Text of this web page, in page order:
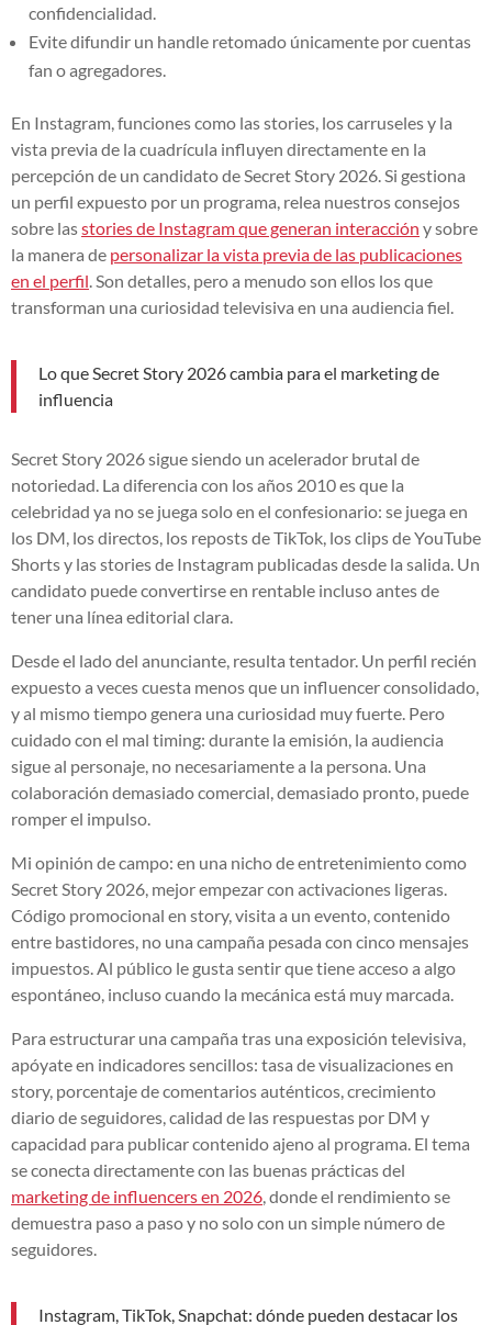
confidencialidad.
Evite difundir un handle retomado únicamente por cuentas
fan o agregadores.
En Instagram, funciones como las stories, los carruseles y la
vista previa de la cuadrícula influyen directamente en la
percepción de un candidato de Secret Story 2026. Si gestiona
un perfil expuesto por un programa, relea nuestros consejos
sobre lasstories de Instagram que generan interacción y sobre
la manera de personalizar la vista previa de las publicaciones
en el perfil . Son detalles, pero a menudo son ellos los que
transforman una curiosidad televisiva en una audiencia fiel.
Lo que Secret Story 2026 cambia para el marketing de
influencia
Secret Story 2026 sigue siendo un acelerador brutal de
notoriedad. La diferencia con los años 2010 es que la
celebridad ya no se juega solo en el confesionario: se juega en
los DM, los directos, los reposts de TikTok, los clips de YouTube
Shorts y las stories de Instagram publicadas desde la salida. Un
candidato puede convertirse en rentable incluso antes de
tener una línea editorial clara.
Desde el lado del anunciante, resulta tentador. Un perfil recién
expuesto a veces cuesta menos que un influencer consolidado,
y al mismo tiempo genera una curiosidad muy fuerte. Pero
cuidado con el mal timing: durante la emisión, la audiencia
sigue al personaje, no necesariamente a la persona. Una
colaboración demasiado comercial, demasiado pronto, puede
romper el impulso.
Mi opinión de campo: en una nicho de entretenimiento como
Secret Story 2026, mejor empezar con activaciones ligeras.
Código promocional en story, visita a un evento, contenido
entre bastidores, no una campaña pesada con cinco mensajes
impuestos. Al público le gusta sentir que tiene acceso a algo
espontáneo, incluso cuando la mecánica está muy marcada.
Para estructurar una campaña tras una exposición televisiva,
apóyate en indicadores sencillos: tasa de visualizaciones en
story, porcentaje de comentarios auténticos, crecimiento
diario de seguidores, calidad de las respuestas por DM y
capacidad para publicar contenido ajeno al programa. El tema
se conecta directamente con las buenas prácticas del
marketing de influencers en 2026 , donde el rendimiento se
demuestra paso a paso y no solo con un simple número de
seguidores.
Instagram, TikTok, Snapchat: dónde pueden destacar los